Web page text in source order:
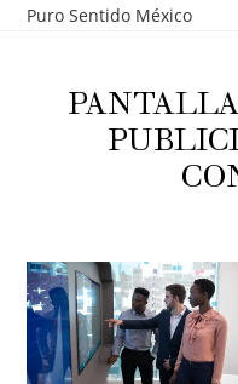
Puro Sentido México